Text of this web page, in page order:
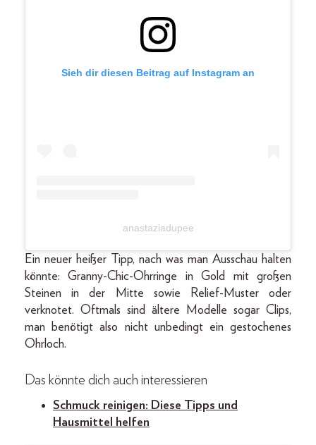
Sieh dir diesen Beitrag auf Instagram an
anastaziadupee
Ein neuer heißer Tipp, nach was man Ausschau halten
könnte: Granny-Chic-Ohrringe in Gold mit großen
Steinen in der Mitte sowie Relief-Muster oder
verknotet. Oftmals sind ältere Modelle sogar Clips,
man benötigt also nicht unbedingt ein gestochenes
Ohrloch.
Das könnte dich auch interessieren
Schmuck reinigen: Diese Tipps und
Hausmittel helfen